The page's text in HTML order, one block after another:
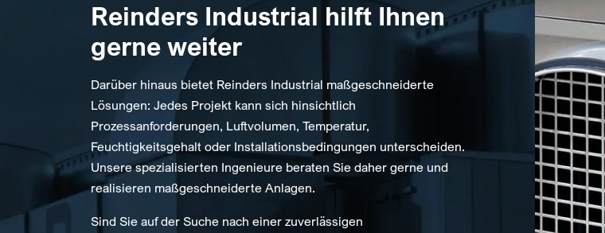
Reinders Industrial hilft Ihnen
gerne weiter
Darüber hinaus bietet Reinders Industrial maßgeschneiderte
Lösungen: Jedes Projekt kann sich hinsichtlich
Prozessanforderungen, Luftvolumen, Temperatur,
Feuchtigkeitsgehalt oder Installationsbedingungen unterscheiden.
Unsere spezialisierten Ingenieure beraten Sie daher gerne und
realisieren maßgeschneiderte Anlagen.
Sind Sie auf der Suche nach einer zuverlässigen